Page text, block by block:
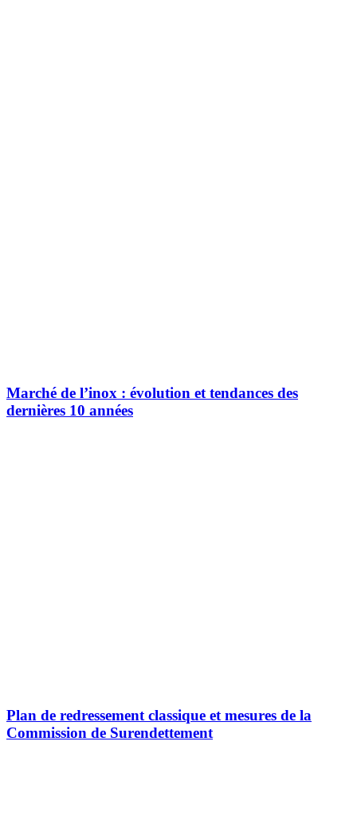
Marché de l’inox : évolution et tendances des
dernières 10 années
Plan de redressement classique et mesures de la
Commission de Surendettement